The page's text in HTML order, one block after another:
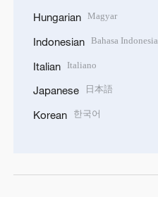
Hungarian Magyar
Indonesian Bahasa Indonesia
Italian Italiano
Japanese 日本語
Korean 한국어